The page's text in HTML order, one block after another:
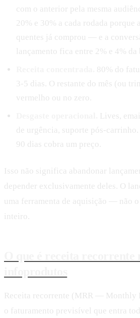
com o anterior pela mesma
20% e 30% a cada rodada porque
quentes já comprou — e a
lançamento fica entre 2% e 4% da
80% do
3-5 dias. O restante do mês (ou
vermelho ou no zero.
Lives,
de urgência, suporte pós-
90 dias cobra um preço.
Isso não significa abandonar
depender exclusivamente deles. O
uma ferramenta de aquisição — não
inteiro.
Receita recorrente (MRR — Monthly
o faturamento previsível que entra